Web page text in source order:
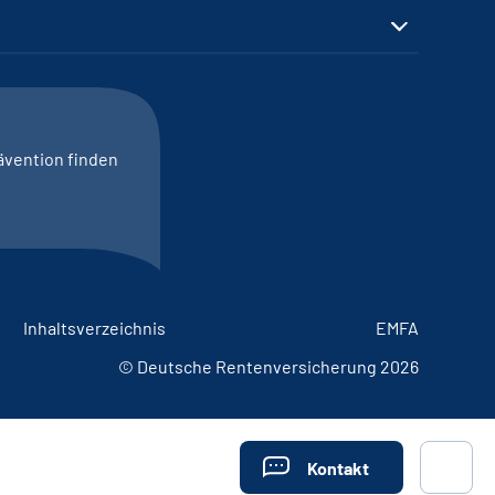
Kontakt
finden
Inhaltsverzeichnis
EMFA
© Deutsche Rentenversicherung 2026